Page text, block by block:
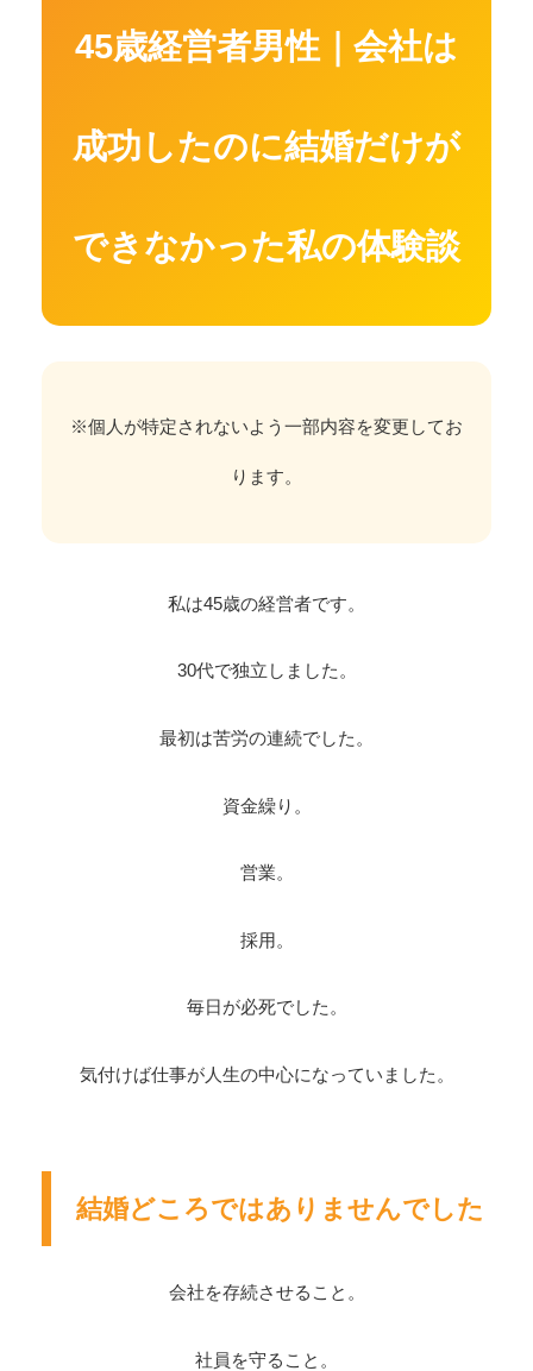
45歳経営者男性｜会社は
成功したのに結婚だけが
できなかった私の体験談
※個人が特定されないよう一部内容を変更してお
ります。
私は45歳の経営者です。
30代で独立しました。
最初は苦労の連続でした。
資金繰り。
営業。
採用。
毎日が必死でした。
気付けば仕事が人生の中心になっていました。
結婚どころではありませんでした
会社を存続させること。
社員を守ること。